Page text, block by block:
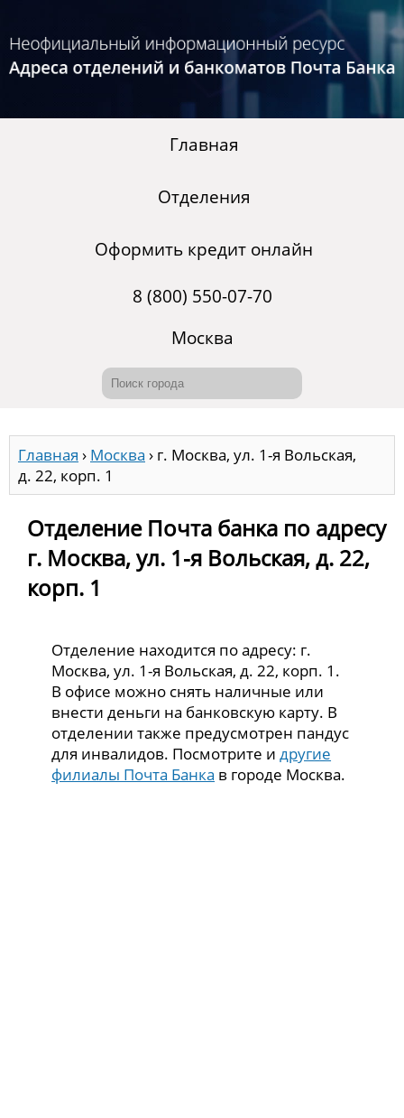
Главная
Отделения
Оформить кредит онлайн
8 (800) 550-07-70
Москва
Главная › Москва › г. Москва, ул. 1-я Вольская,
д. 22, корп. 1
Отделение Почта банка по адресу
г. Москва, ул. 1-я Вольская, д. 22,
корп. 1
Отделение находится по адресу: г.
Москва, ул. 1-я Вольская, д. 22, корп. 1.
В офисе можно снять наличные или
внести деньги на банковскую карту. В
отделении также предусмотрен пандус
для инвалидов. Посмотрите идругие
филиалы Почта Банка в городе Москва.